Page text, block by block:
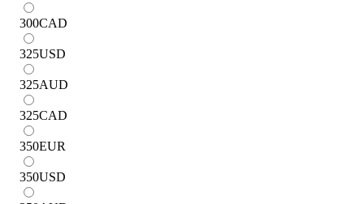
300CAD
325USD
325AUD
325CAD
350EUR
350USD